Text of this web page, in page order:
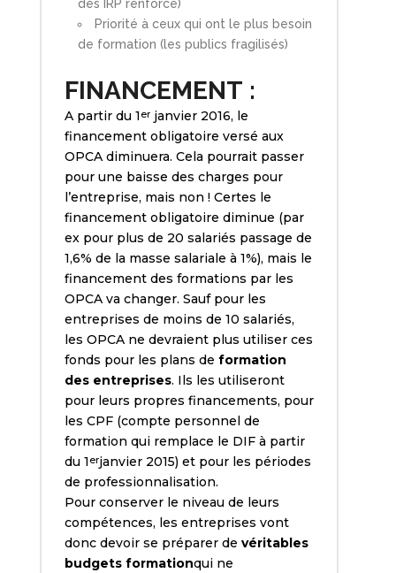
des IRP renforcé)
Priorité à ceux qui ont le plus besoin
de formation (les publics fragilisés)
FINANCEMENT :
A partir du 1erjanvier 2016, le
financement obligatoire versé aux
OPCA diminuera. Cela pourrait passer
pour une baisse des charges pour
l’entreprise, mais non ! Certes le
financement obligatoire diminue (par
ex pour plus de 20 salariés passage de
1,6% de la masse salariale à 1%), mais le
financement des formations par les
OPCA va changer. Sauf pour les
entreprises de moins de 10 salariés,
les OPCA ne devraient plus utiliser ces
fonds pour les plans de formation
des entreprises. Ils les utiliseront
pour leurs propres financements, pour
les CPF (compte personnel de
formation qui remplace le DIF à partir
du 1erjanvier 2015) et pour les périodes
de professionnalisation.
Pour conserver le niveau de leurs
compétences, les entreprises vont
donc devoir se préparer de véritables
budgets formationqui ne